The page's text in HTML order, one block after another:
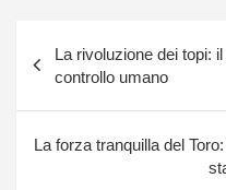
articoli
La rivoluzione dei topi:
controllo umano
La forza tranquilla del